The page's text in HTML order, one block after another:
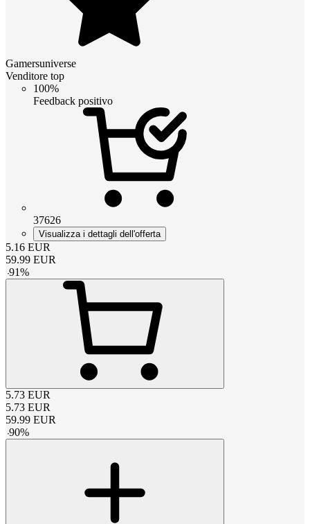
Gamersuniverse
Venditore top
100%
Feedback positivo
37626
Visualizza i dettagli dell'offerta
5.16 EUR
59.99 EUR
-91%
5.73 EUR
5.73 EUR
59.99 EUR
-90%